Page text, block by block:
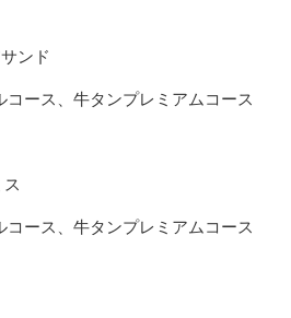
ンド
コース、牛タンプレミアムコース
コース、牛タンプレミアムコース